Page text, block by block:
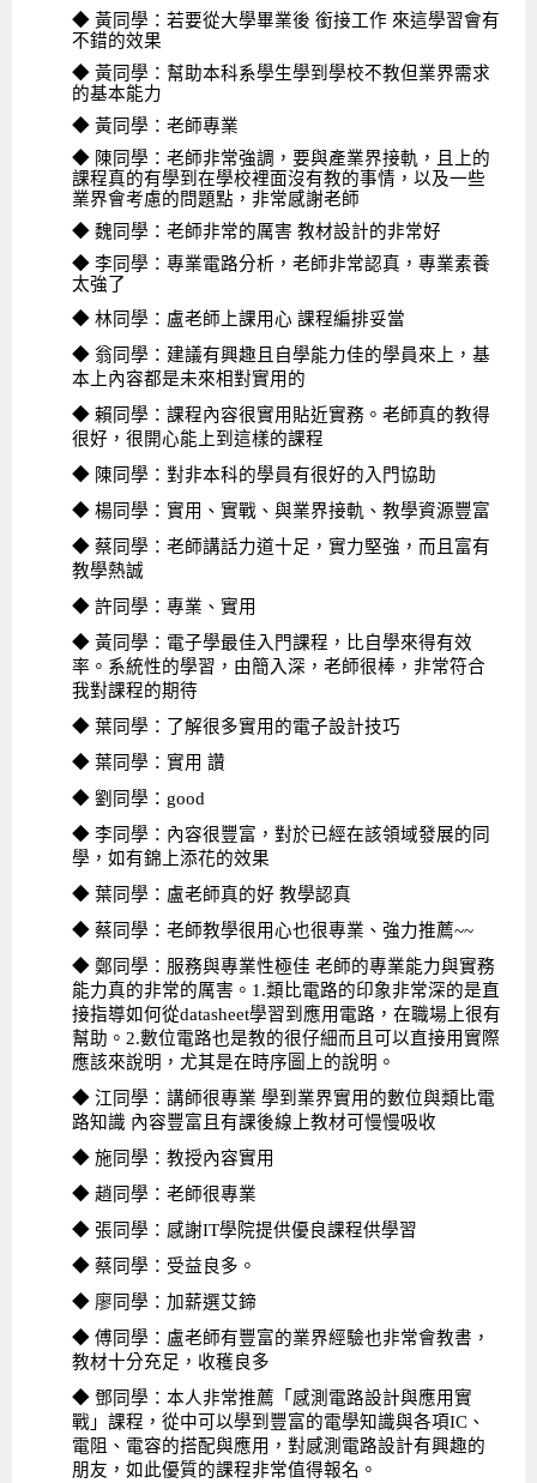
◆ 黃同學：若要從大學畢業後 銜接工作 來這學習會有
不錯的效果
◆ 黃同學：幫助本科系學生學到學校不教但業界需求
的基本能力
◆ 黃同學：老師專業
◆ 陳同學：老師非常強調，要與產業界接軌，且上的
課程真的有學到在學校裡面沒有教的事情，以及一些
業界會考慮的問題點，非常感謝老師
◆ 魏同學：老師非常的厲害 教材設計的非常好
◆ 李同學：專業電路分析，老師非常認真，專業素養
太強了
◆ 林同學：盧老師上課用心 課程編排妥當
◆ 翁同學：建議有興趣且自學能力佳的學員來上，基
本上內容都是未來相對實用的
◆ 賴同學：課程內容很實用貼近實務。老師真的教得
很好，很開心能上到這樣的課程
◆ 陳同學：對非本科的學員有很好的入門協助
◆ 楊同學：實用、實戰、與業界接軌、教學資源豐富
◆ 蔡同學：老師講話力道十足，實力堅強，而且富有
教學熱誠
◆ 許同學：專業、實用
◆ 黃同學：電子學最佳入門課程，比自學來得有效
率。系統性的學習，由簡入深，老師很棒，非常符合
我對課程的期待
◆ 葉同學：了解很多實用的電子設計技巧
◆ 葉同學：實用 讚
◆ 劉同學：good
◆ 李同學：內容很豐富，對於已經在該領域發展的同
學，如有錦上添花的效果
◆ 葉同學：盧老師真的好 教學認真
◆ 蔡同學：老師教學很用心也很專業、強力推薦~~
◆ 鄭同學：服務與專業性極佳 老師的專業能力與實務
能力真的非常的厲害。1.類比電路的印象非常深的是直
接指導如何從datasheet學習到應用電路，在職場上很有
幫助。2.數位電路也是教的很仔細而且可以直接用實際
應該來說明，尤其是在時序圖上的說明。
◆ 江同學：講師很專業 學到業界實用的數位與類比電
路知識 內容豐富且有課後線上教材可慢慢吸收
◆ 施同學：教授內容實用
◆ 趙同學：老師很專業
◆ 張同學：感謝IT學院提供優良課程供學習
◆ 蔡同學：受益良多。
◆ 廖同學：加薪選艾鍗
◆ 傅同學：盧老師有豐富的業界經驗也非常會教書，
教材十分充足，收穫良多
◆ 鄧同學：本人非常推薦「感測電路設計與應用實
戰」課程，從中可以學到豐富的電學知識與各項IC、
電阻、電容的搭配與應用，對感測電路設計有興趣的
朋友，如此優質的課程非常值得報名。